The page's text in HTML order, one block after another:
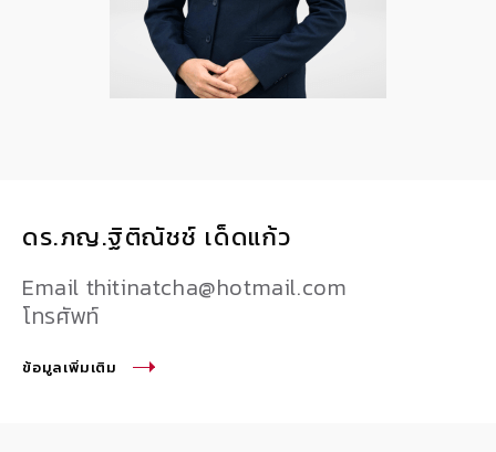
ดร.ภญ.ฐิติณัชช์ เด็ดแก้ว
Email thitinatcha@hotmail.com
โทรศัพท์
ข้อมูลเพิ่มเติม